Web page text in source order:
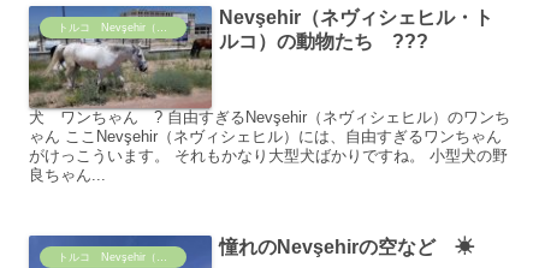
Nevşehir（ネヴィシェヒル・ト
ルコ）の動物たち ???
犬 ワンちゃん ? 自由すぎるNevşehir（ネヴィシェヒル）のワンち
ゃん ここNevşehir（ネヴィシェヒル）には、自由すぎるワンちゃん
がけっこういます。 それもかなり大型犬ばかりですね。 小型犬の野
良ちゃん...
憧れのNevşehirの空など ☀